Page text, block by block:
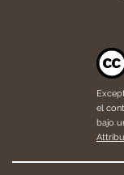
el
bajo